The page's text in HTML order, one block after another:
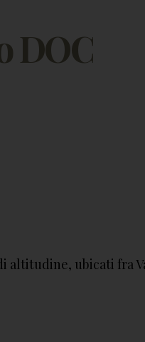
DOC
altitudine, ubicati fra